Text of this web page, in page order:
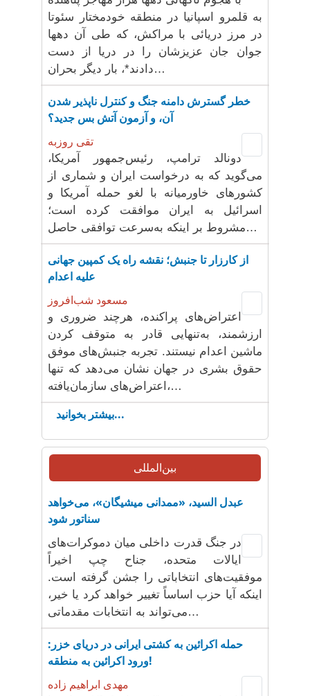
به قلمرو اسپانیا در منطقه خودمختار سئوتا
در مرز دریائی با مراکش، که طی آن دهها
جوان جان عزیزشان را در دریا از دست
دادند*، بار دیگر بحران…
خطر گسترش دامنه جنگ و کنترل ناپذیر شدن
آن، و آزمون آتش بس جدید؟
تقی روزبه
دونالد ترامپ، رئیس‌جمهور آمریکا،
می‌گوید که به درخواست ایران و شماری از
کشورهای خاورمیانه با لغو حمله آمریکا و
اسرائیل به ایران موافقت کرده است؛
مشروط بر اینکه به‌سرعت توافقی حاصل…
از کارزار تا جنبش؛ نقشه راه یک کمپین جهانی
علیه اعدام
مسعود شب‌افروز
اعتراض‌های پراکنده، هرچند ضروری و
ارزشمند، به‌تنهایی قادر به متوقف کردن
ماشین اعدام نیستند. تجربه جنبش‌های موفق
حقوق بشری در جهان نشان می‌دهد که تنها
اعتراض‌های سازمان‌یافته،…
بیشتر بخوانید...
بین‌المللی
عبدل السید، «ممدانی میشیگان»، می‌خواهد
سناتور شود
در جنگ قدرت داخلی میان دموکرات‌های
ایالات متحده، جناح چپ اخیراً
موفقیت‌های انتخاباتی را جشن گرفته است.
اینکه آیا حزب اساساً تغییر خواهد کرد یا خیر،
می‌تواند به انتخابات مقدماتی…
حمله اکرائین به کشتی ایرانی در دریای خزر:
ورود اکرائین به منطقه!
مهدی ابراهیم زاده